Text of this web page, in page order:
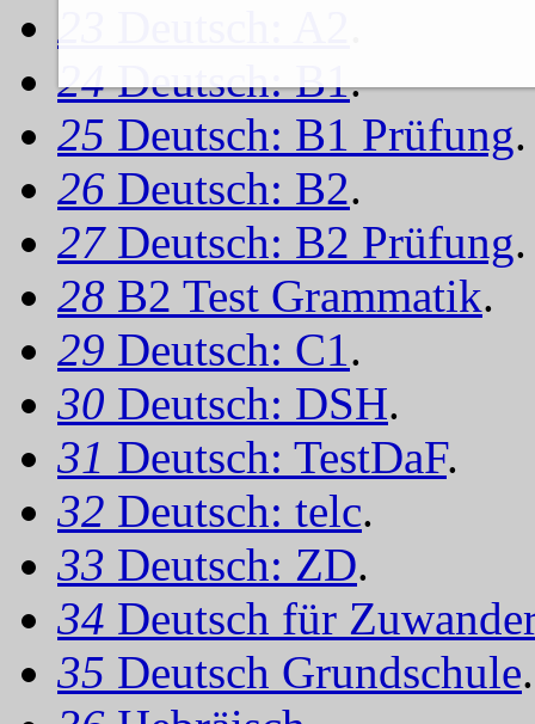
23
24Deutsch: B1.
25 Deutsch: B1 Prüfung.
26 Deutsch: B2.
27 Deutsch: B2 Prüfung.
28 B2 Test Grammatik.
29 Deutsch: C1.
30 Deutsch: DSH.
31 Deutsch: TestDaF.
32 Deutsch: telc.
33 Deutsch: ZD.
34 Deutsch für
35 Deutsch Grundschule.